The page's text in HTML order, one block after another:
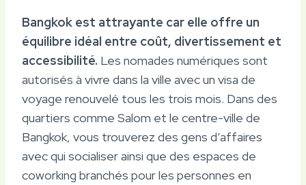
Bangkok est attrayante car elle offre un
équilibre idéal entre coût, divertissement et
accessibilité. Les nomades numériques sont
autorisés à vivre dans la ville avec un visa de
voyage renouvelé tous les trois mois. Dans des
quartiers comme Salom et le centre-ville de
Bangkok, vous trouverez des gens d’affaires
avec qui socialiser ainsi que des espaces de
coworking branchés pour les personnes en